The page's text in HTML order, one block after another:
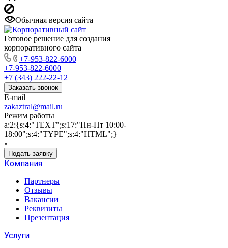
Обычная версия сайта
Готовое решение для создания
корпоративного сайта
+7-953-822-6000
+7-953-822-6000
+7 (343) 222-22-12
Заказать звонок
E-mail
zakaztral@mail.ru
Режим работы
a:2:{s:4:"TEXT";s:17:"Пн-Пт 10:00-
18:00";s:4:"TYPE";s:4:"HTML";}
Подать заявку
Компания
Партнеры
Отзывы
Вакансии
Реквизиты
Презентация
Услуги